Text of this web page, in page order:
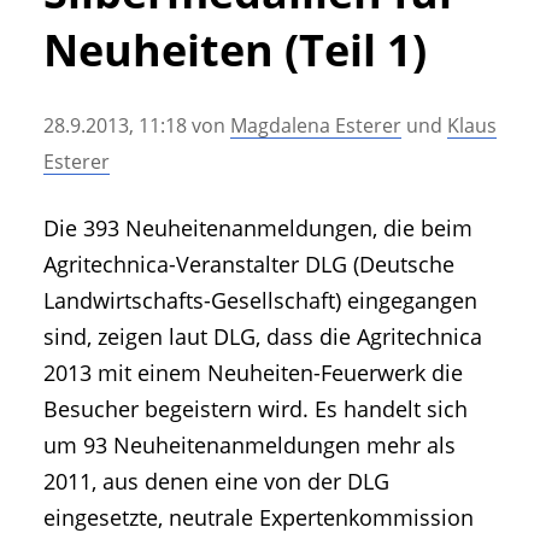
• Messen und Veranstaltungen
• Agritechnica Neuheiten Archiv
• Artikel nach Hersteller/Marke
Neuheiten (Teil 1)
28.9.2013, 11:18von Magdalena Esterer und Klaus
Esterer
Die 393 Neuheitenanmeldungen, die beim
Agritechnica-Veranstalter DLG (Deutsche
Landwirtschafts-Gesellschaft) eingegangen
sind, zeigen laut DLG, dass die Agritechnica
2013 mit einem Neuheiten-Feuerwerk die
Besucher begeistern wird. Es handelt sich
um 93 Neuheitenanmeldungen mehr als
2011, aus denen eine von der DLG
eingesetzte, neutrale Expertenkommission